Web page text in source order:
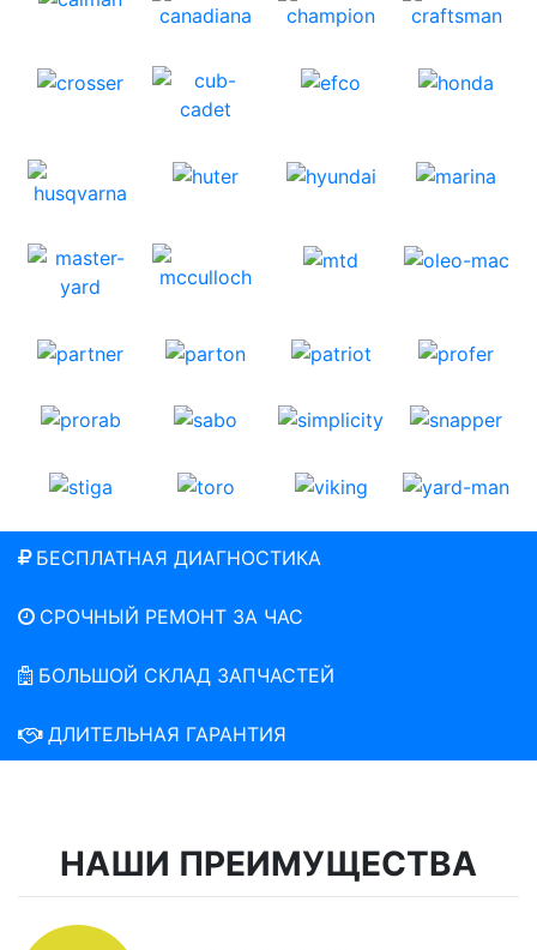
БЕСПЛАТНАЯ ДИАГНОСТИКА
СРОЧНЫЙ РЕМОНТ ЗА ЧАС
БОЛЬШОЙ СКЛАД ЗАПЧАСТЕЙ
ДЛИТЕЛЬНАЯ ГАРАНТИЯ
НАШИ ПРЕИМУЩЕСТВА